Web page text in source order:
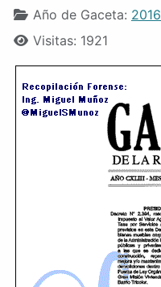
Año de Gaceta: 2016
Visitas: 1921